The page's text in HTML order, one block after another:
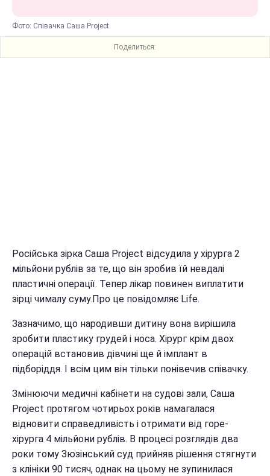
Фото: Співачка Саша Project
Поделиться:
Російська зірка Саша Project відсудила у хірурга 2
мільйони рублів за те, що він зробив їй невдалі
пластичні операції. Тепер лікар повинен виплатити
зірці чималу суму.Про це повідомляє Life.
Зазначимо, що народивши дитину вона вирішила
зробити пластику грудей і носа. Хірург крім двох
операцій встановив дівчині ще й імплант в
підборіддя. І всім цим він тільки понівечив співачку.
Змінюючи медичні кабінети на судові зали, Саша
Project протягом чотирьох років намагалася
відновити справедливість і отримати від горе-
хірурга 4 мільйони рублів. В процесі розглядів два
роки тому Зюзінський суд прийняв рішення стягнути
з клініки 90 тисяч, однак на цьому не зупинилася